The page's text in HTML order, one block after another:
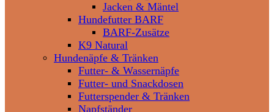
Jacken & Mäntel
Hundefutter BARF
BARF-Zusätze
K9 Natural
Hundenäpfe & Tränken
Futter- & Wassernäpfe
Futter- und Snackdosen
Futterspender & Tränken
Napfständer